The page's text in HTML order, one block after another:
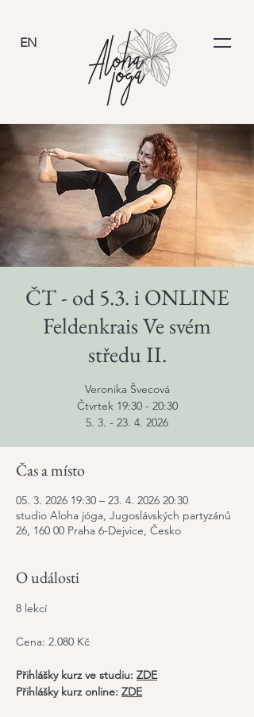
EN
ČT - od 5.3. i ONLINE
Feldenkrais Ve svém
středu II.
Veronika Švecová
Čtvrtek 19:30 - 20:30
5. 3. - 23. 4. 2026
Čas a místo
05. 3. 2026 19:30 – 23. 4. 2026 20:30
studio Aloha jóga, Jugoslávských partyzánů
26, 160 00 Praha 6-Dejvice, Česko
O události
8 lekcí
Cena: 2.080 Kč
Přihlášky kurz ve studiu: ZDE
Přihlášky kurz online: ZDE